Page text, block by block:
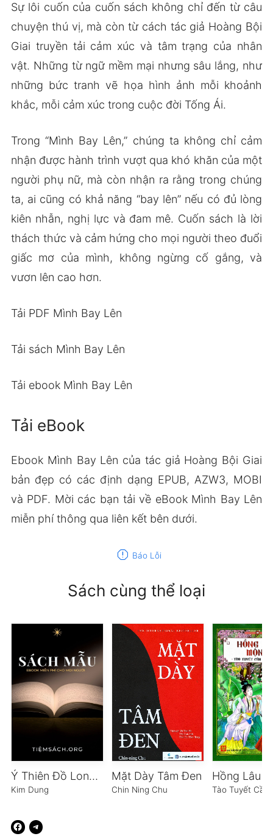
Sự lôi cuốn của cuốn sách không chỉ đến từ câu
chuyện thú vị, mà còn từ cách tác giả Hoàng Bội
Giai truyền tải cảm xúc và tâm trạng của nhân
vật. Những từ ngữ mềm mại nhưng sâu lắng, như
những bức tranh vẽ họa hình ảnh mỗi khoảnh
khắc, mỗi cảm xúc trong cuộc đời Tống Ái.
Trong “Mình Bay Lên,” chúng ta không chỉ cảm
nhận được hành trình vượt qua khó khăn của một
người phụ nữ, mà còn nhận ra rằng trong chúng
ta, ai cũng có khả năng “bay lên” nếu có đủ lòng
kiên nhẫn, nghị lực và đam mê. Cuốn sách là lời
thách thức và cảm hứng cho mọi người theo đuổi
giấc mơ của mình, không ngừng cố gắng, và
vươn lên cao hơn.
Tải PDF Mình Bay Lên
Tải sách Mình Bay Lên
Tải ebook Mình Bay Lên
Tải eBook
Ebook Mình Bay Lên của tác giả Hoàng Bội Giai
bản đẹp có các định dạng EPUB, AZW3, MOBI
và PDF. Mời các bạn tải về eBook Mình Bay Lên
miễn phí thông qua liên kết bên dưới.
report Báo Lỗi
Sách cùng thể loại
Ỷ Thiên Đồ Long Ký
Kim Dung
Mặt Dày Tâm Đen
Chin Ning Chu
Hồng Lâu
Tào Tuyết Cần